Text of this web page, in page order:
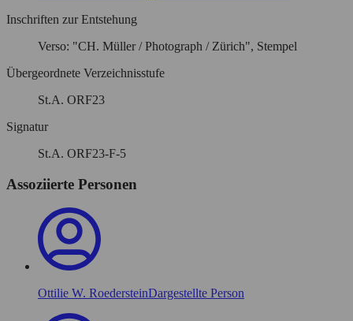
Inschriften zur Entstehung
Verso: "CH. Müller / Photograph / Zürich", Stempel
Übergeordnete Verzeichnisstufe
St.A. ORF23
Signatur
St.A. ORF23-F-5
Assoziierte Personen
Ottilie W. RoedersteinDargestellte Person